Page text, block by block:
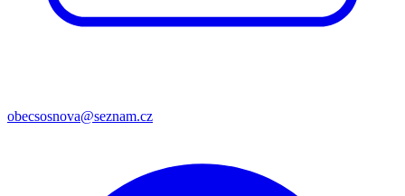
obecsosnova@seznam.cz